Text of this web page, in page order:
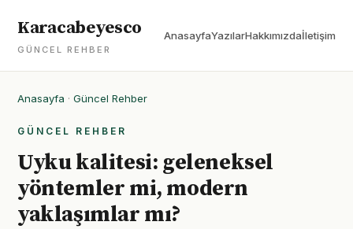
Karacabeyesco
GÜNCEL REHBER
AnasayfaYazılarHakkımızdaİletişim
Anasayfa · Güncel Rehber
GÜNCEL REHBER
Uyku kalitesi: geleneksel
yöntemler mi, modern
yaklaşımlar mı?